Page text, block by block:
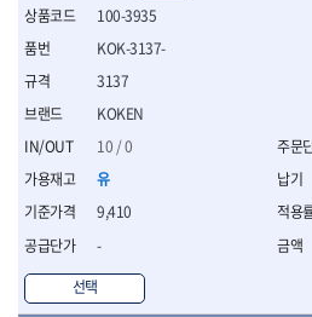
- 일자비트소켓
- XZN비트
- 라쳇핸들세트
- 사각비트
- 토크드라이버
- 포지비트소켓
- 뻰치
- 편구스패너
- 플라이어
100-3935
KOKEN
10 / 0
유
9,410
-
선택
KOK-3137-
3137